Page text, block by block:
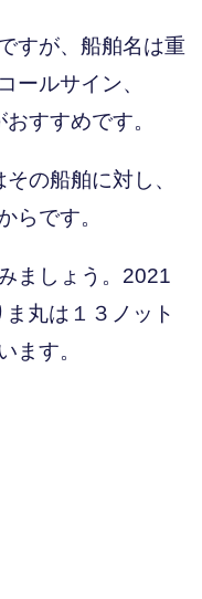
すが、船舶名は重
ールサイン、
すすめです。
の船舶に対し、
らです。
ましょう。2021
丸は１３ノット
ます。